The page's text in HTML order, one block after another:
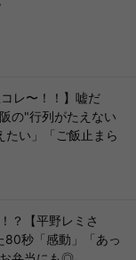
レ〜！！】嘘だ
の"行列がたえない
い」「ご飯止まら
？【平野レミさ
80秒「感動」「あっ